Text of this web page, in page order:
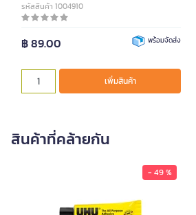
รหัสสินค้า 1004910
฿ 89.00 พร้อมจัดส่ง
เพิ่มสินค้า
สินค้าที่คล้ายกัน
- 49 %